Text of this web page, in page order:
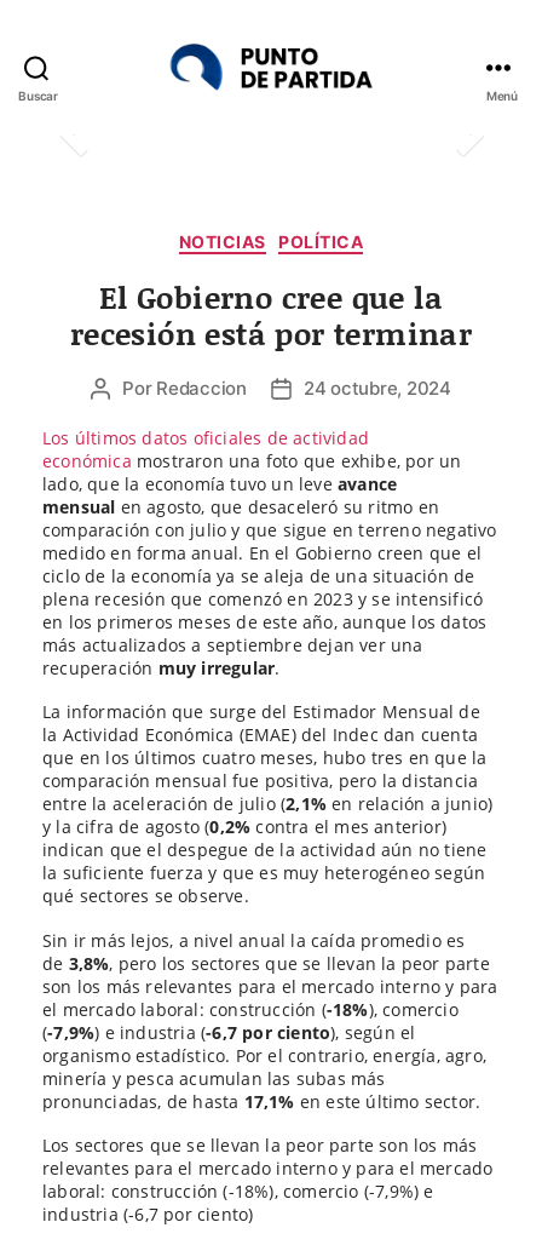
Buscar Menú
Categorías
NOTICIAS POLÍTICA
El Gobierno cree que la
recesión está por terminar
Autor
la
entrada
Por Redaccion
Fecha
la
entrada
24 octubre, 2024
Los últimos datos oficiales de actividad
económica mostraron una foto que exhibe, por un
lado, que la economía tuvo un leve avance
mensual en agosto, que desaceleró su ritmo en
comparación con julio y que sigue en terreno negativo
medido en forma anual. En el Gobierno creen que el
ciclo de la economía ya se aleja de una situación de
plena recesión que comenzó en 2023 y se intensificó
en los primeros meses de este año, aunque los datos
más actualizados a septiembre dejan ver una
recuperación muy irregular.
La información que surge del Estimador Mensual de
la Actividad Económica (EMAE) del Indec dan cuenta
que en los últimos cuatro meses, hubo tres en que la
comparación mensual fue positiva, pero la distancia
entre la aceleración de julio (2,1% en relación a junio)
y la cifra de agosto (0,2% contra el mes anterior)
indican que el despegue de la actividad aún no tiene
la suficiente fuerza y que es muy heterogéneo según
qué sectores se observe.
Sin ir más lejos, a nivel anual la caída promedio es
de 3,8%, pero los sectores que se llevan la peor parte
son los más relevantes para el mercado interno y para
el mercado laboral: construcción (-18%), comercio
(-7,9%) e industria (-6,7 por ciento), según el
organismo estadístico. Por el contrario, energía, agro,
minería y pesca acumulan las subas más
pronunciadas, de hasta 17,1% en este último sector.
Los sectores que se llevan la peor parte son los más
relevantes para el mercado interno y para el mercado
laboral: construcción (-18%), comercio (-7,9%) e
industria (-6,7 por ciento)